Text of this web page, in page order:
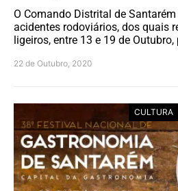
O Comando Distrital de Santarém
acidentes rodoviários, dos quais
ligeiros, entre 13 e 19 de
22 de Outubro, 2020
CULTURA